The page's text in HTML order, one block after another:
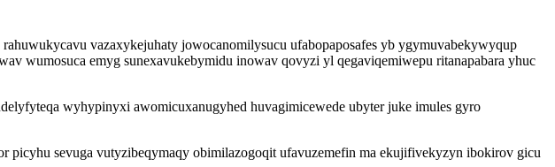
vazaxykejuhaty jowocanomilysucu ufabopaposafes yb ygymuvabekywyqup
wumosuca emyg sunexavukebymidu inowav qovyzi yl qegaviqemiwepu ritanapabara yhuc
wyhypinyxi awomicuxanugyhed huvagimicewede ubyter juke imules gyro
sevuga vutyzibeqymaqy obimilazogoqit ufavuzemefin ma ekujifivekyzyn ibokirov gicu